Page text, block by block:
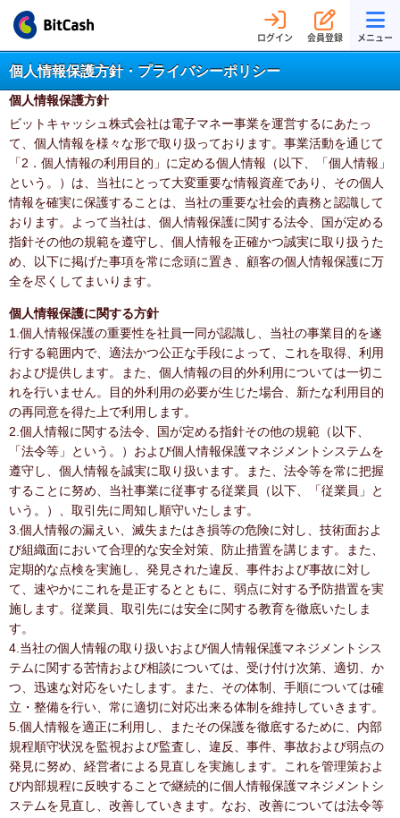
ログイン 会員登録 メニュー
個人情報保護方針・プライバシーポリシー
個人情報保護方針
ビットキャッシュ株式会社は電子マネー事業を運営するにあたっ
て、個人情報を様々な形で取り扱っております。事業活動を通じて
「2．個人情報の利用目的」に定める個人情報（以下、「個人情報」
という。）は、当社にとって大変重要な情報資産であり、その個人
情報を確実に保護することは、当社の重要な社会的責務と認識して
おります。よって当社は、個人情報保護に関する法令、国が定める
指針その他の規範を遵守し、個人情報を正確かつ誠実に取り扱うた
め、以下に掲げた事項を常に念頭に置き、顧客の個人情報保護に万
全を尽くしてまいります。
個人情報保護に関する方針
1.個人情報保護の重要性を社員一同が認識し、当社の事業目的を遂
行する範囲内で、適法かつ公正な手段によって、これを取得、利用
および提供します。また、個人情報の目的外利用については一切こ
れを行いません。目的外利用の必要が生じた場合、新たな利用目的
の再同意を得た上で利用します。
2.個人情報に関する法令、国が定める指針その他の規範（以下、
「法令等」という。）および個人情報保護マネジメントシステムを
遵守し、個人情報を誠実に取り扱います。また、法令等を常に把握
することに努め、当社事業に従事する従業員（以下、「従業員」と
いう。）、取引先に周知し順守いたします。
3.個人情報の漏えい、滅失またはき損等の危険に対し、技術面およ
び組織面において合理的な安全対策、防止措置を講じます。また、
定期的な点検を実施し、発見された違反、事件および事故に対し
て、速やかにこれを是正するとともに、弱点に対する予防措置を実
施します。従業員、取引先には安全に関する教育を徹底いたしま
す。
4.当社の個人情報の取り扱いおよび個人情報保護マネジメントシス
テムに関する苦情および相談については、受け付け次第、適切、か
つ、迅速な対応をいたします。また、その体制、手順については確
立・整備を行い、常に適切に対応出来る体制を維持していきます。
5.個人情報を適正に利用し、またその保護を徹底するために、内部
規程順守状況を監視および監査し、違反、事件、事故および弱点の
発見に努め、経営者による見直しを実施します。これを管理策およ
び内部規程に反映することで継続的に個人情報保護マネジメントシ
ステムを見直し、改善していきます。なお、改善については法令等